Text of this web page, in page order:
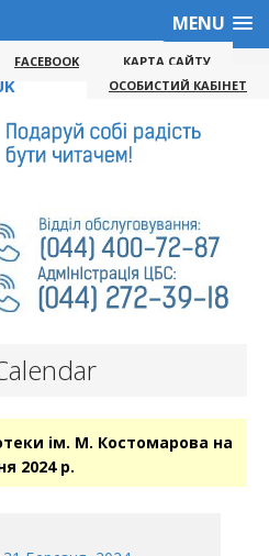
MENU
FACEBOOK КАРТА САЙТУ
ОСОБИСТИЙ КАБІНЕТ
ім. М. Костомарова на
2024 р.